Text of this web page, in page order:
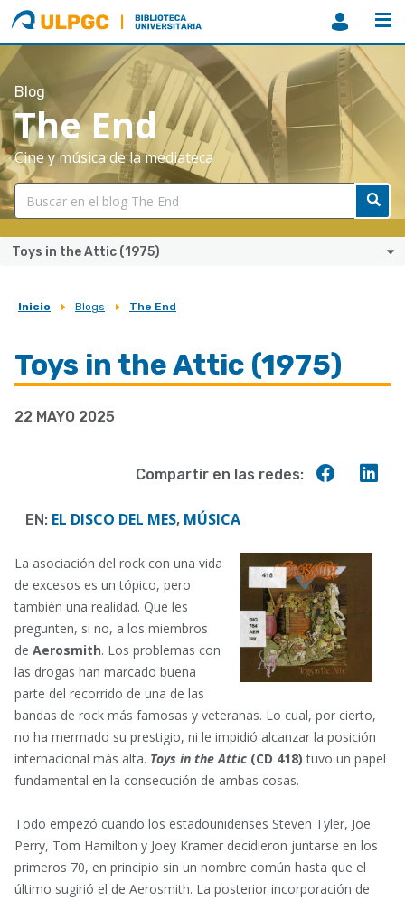
ULPGC
Biblioteca
ULPGC
Blog
The End
Cine y música de la mediateca
Toys in the Attic (1975)
Sobrescribir
de
Inicio Blogs The End
Toys in the Attic (1975)
22 MAYO 2025
Compartir en las redes:
EN: EL DISCO DEL MES, MÚSICA
La asociación del rock con una vida
de excesos es un tópico, pero
también una realidad. Que les
pregunten, si no, a los miembros
de Aerosmith. Los problemas con
las drogas han marcado buena
parte del recorrido de una de las
bandas de rock más famosas y veteranas. Lo cual, por cierto,
no ha mermado su prestigio, ni le impidió alcanzar la posición
internacional más alta. Toys in the Attic (CD 418) tuvo un papel
fundamental en la consecución de ambas cosas.
Todo empezó cuando los estadounidenses Steven Tyler, Joe
Perry, Tom Hamilton y Joey Kramer decidieron juntarse en los
primeros 70, en principio sin un nombre común hasta que el
último sugirió el de Aerosmith. La posterior incorporación de